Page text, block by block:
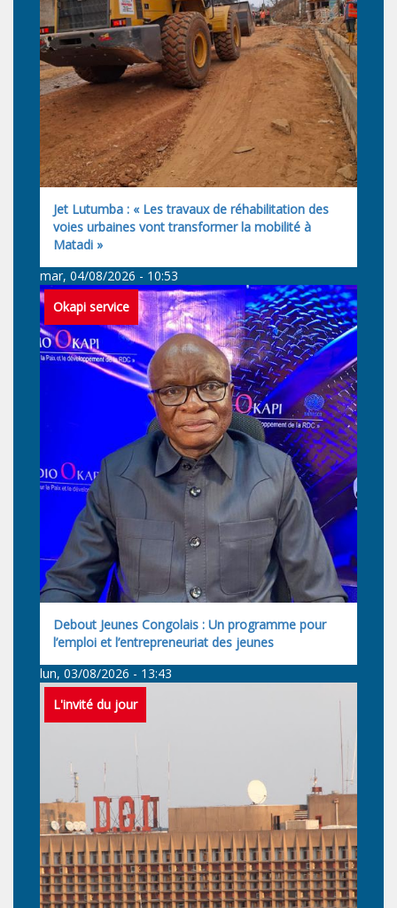
Jet Lutumba : « Les travaux de réhabilitation des
voies urbaines vont transformer la mobilité à
Matadi »
mar, 04/08/2026 - 10:53
Debout Jeunes Congolais : Un programme pour
l’emploi et l’entrepreneuriat des jeunes
lun, 03/08/2026 - 13:43
Okapi service
L'invité du jour